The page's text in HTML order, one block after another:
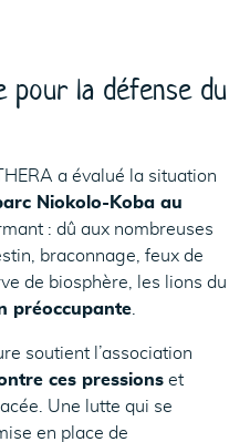
pour la défense du
a évalué la situation
Niokolo-Koba au
: dû aux nombreuses
braconnage, feux de
de biosphère, les lions du
préoccupante
soutient l’association
ces pressions et
Une lutte qui se
en place de